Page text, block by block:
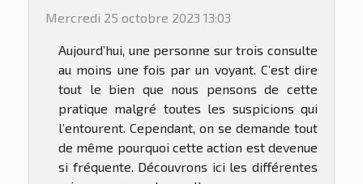
Mercredi 25 octobre 2023 13:03
Aujourd’hui, une personne sur trois consulte
au moins une fois par un voyant. C’est dire
tout le bien que nous pensons de cette
pratique malgré toutes les suspicions qui
l’entourent. Cependant, on se demande tout
de même pourquoi cette action est devenue
si fréquente. Découvrons ici les différentes